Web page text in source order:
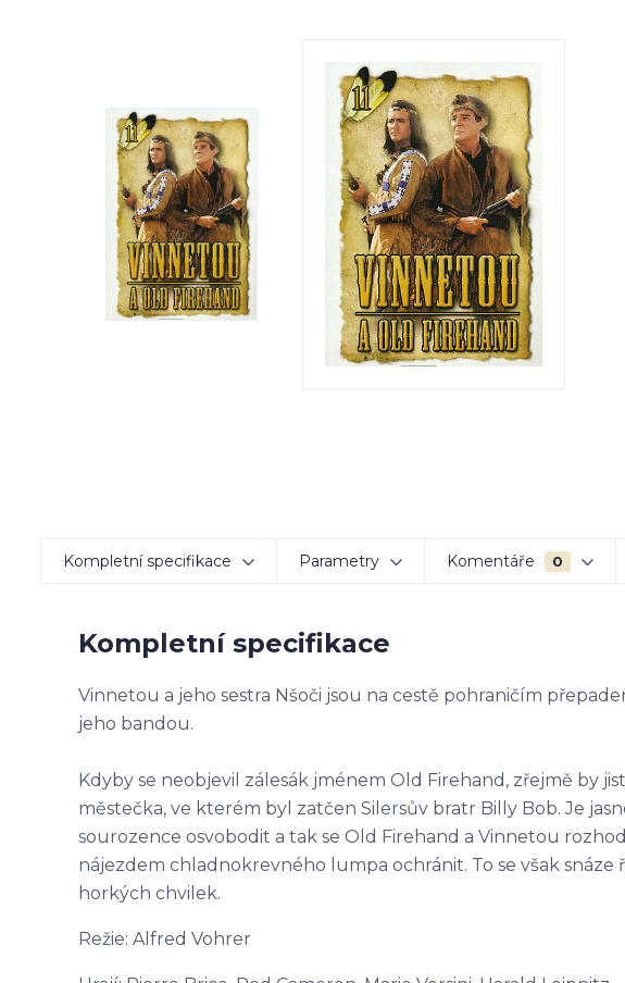
Kompletní specifikace Parametry Komentáře 0
Kompletní specifikace
Vinnetou a jeho sestra Nšoči jsou na cestě pohraničím
jeho bandou.
Kdyby se neobjevil zálesák jménem Old Firehand, zřejmě by
městečka, ve kterém byl zatčen Silersův bratr Billy Bob. Je
sourozence osvobodit a tak se Old Firehand a Vinnetou
nájezdem chladnokrevného lumpa ochránit. To se však snáze
horkých chvilek.
Režie: Alfred Vohrer